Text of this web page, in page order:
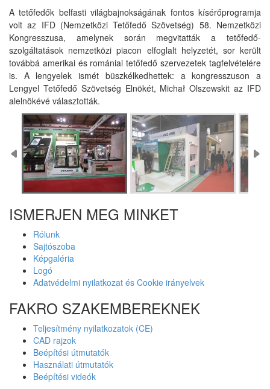
A tetőfedők belfasti világbajnokságának fontos kísérőprogramja
volt az IFD (Nemzetközi Tetőfedő Szövetség) 58. Nemzetközi
Kongresszusa, amelynek során megvitatták a tetőfedő-
szolgáltatások nemzetközi piacon elfoglalt helyzetét, sor került
továbbá amerikai és romániai tetőfedő szervezetek tagfelvételére
is. A lengyelek ismét büszkélkedhettek: a kongresszuson a
Lengyel Tetőfedő Szövetség Elnökét, Michał Olszewskit az IFD
alelnökévé választották.
ISMERJEN MEG MINKET
Rólunk
Sajtószoba
Képgaléria
Logó
Adatvédelmi nyilatkozat és Cookie irányelvek
FAKRO SZAKEMBEREKNEK
Teljesítmény nyilatkozatok (CE)
CAD rajzok
Beépítési útmutatók
Használati útmutatók
Beépítési videók